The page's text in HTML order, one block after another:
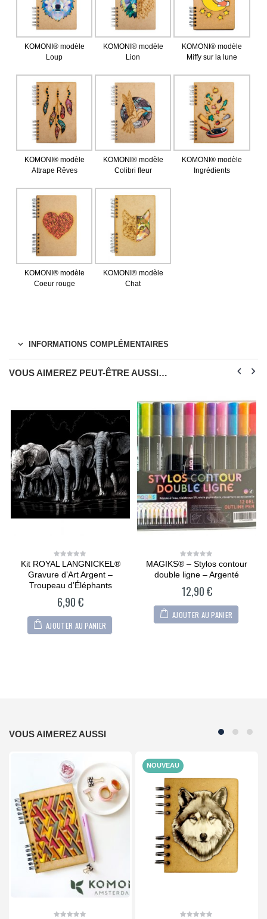
KOMONI® modèle
Loup
KOMONI® modèle
Lion
KOMONI® modèle
Miffy sur la lune
KOMONI® modèle
Attrape Rêves
KOMONI® modèle
Colibri fleur
KOMONI® modèle
Ingrédients
KOMONI® modèle
Coeur rouge
KOMONI® modèle
Chat
INFORMATIONS COMPLÉMENTAIRES
VOUS AIMEREZ PEUT-ÊTRE AUSSI…
0
of
5
Kit ROYAL LANGNICKEL®
Gravure d’Art Argent –
Troupeau d’Éléphants
6,90€
AJOUTER AU PANIER
0
out
of
MAGIKS® – Stylos contour
double ligne – Argenté
12,90€
AJOUTER AU PANIER
VOUS AIMEREZ AUSSI
NOUVEAU